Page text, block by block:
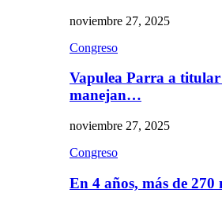
noviembre 27, 2025
Congreso
Vapulea Parra a titular
manejan…
noviembre 27, 2025
Congreso
En 4 años, más de